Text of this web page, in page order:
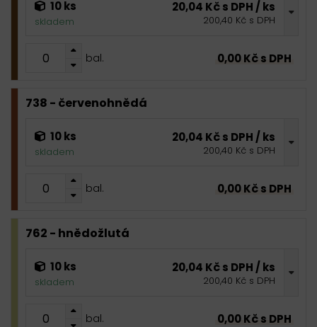
10 ks
skladem
20,04 Kč s DPH / ks
200,40 Kč s DPH
bal. 0,00 Kč s DPH
738 - červenohnědá
10 ks
skladem
20,04 Kč s DPH / ks
200,40 Kč s DPH
bal. 0,00 Kč s DPH
762 - hnědožlutá
10 ks
skladem
20,04 Kč s DPH / ks
200,40 Kč s DPH
bal. 0,00 Kč s DPH